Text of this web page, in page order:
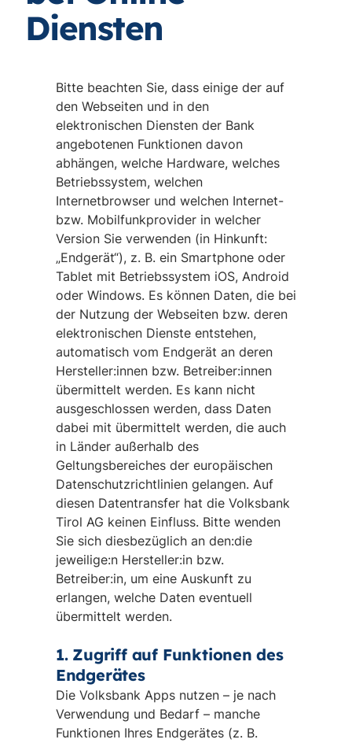
Diensten
Bitte beachten Sie, dass einige der auf
den Webseiten und in den
elektronischen Diensten der Bank
angebotenen Funktionen davon
abhängen, welche Hardware, welches
Betriebssystem, welchen
Internetbrowser und welchen Internet-
bzw. Mobilfunkprovider in welcher
Version Sie verwenden (in Hinkunft:
„Endgerät“), z. B. ein Smartphone oder
Tablet mit Betriebssystem iOS, Android
oder Windows. Es können Daten, die bei
der Nutzung der Webseiten bzw. deren
elektronischen Dienste entstehen,
automatisch vom Endgerät an deren
Hersteller:innen bzw. Betreiber:innen
übermittelt werden. Es kann nicht
ausgeschlossen werden, dass Daten
dabei mit übermittelt werden, die auch
in Länder außerhalb des
Geltungsbereiches der europäischen
Datenschutzrichtlinien gelangen. Auf
diesen Datentransfer hat die Volksbank
Tirol AG keinen Einfluss. Bitte wenden
Sie sich diesbezüglich an den:die
jeweilige:n Hersteller:in bzw.
Betreiber:in, um eine Auskunft zu
erlangen, welche Daten eventuell
übermittelt werden.
1. Zugriff auf Funktionen des
Endgerätes
Die Volksbank Apps nutzen – je nach
Verwendung und Bedarf – manche
Funktionen Ihres Endgerätes (z. B.